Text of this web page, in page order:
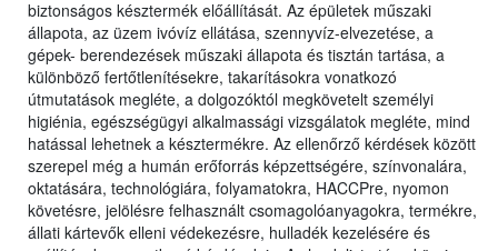
biztonságos késztermék előállítását. Az épületek műszaki
állapota, az üzem ivóvíz ellátása, szennyvíz-elvezetése, a
gépek- berendezések műszaki állapota és tisztán tartása, a
különböző fertőtlenítésekre, takarításokra vonatkozó
útmutatások megléte, a dolgozóktól megkövetelt személyi
higiénia, egészségügyi alkalmassági vizsgálatok megléte, mind
hatással lehetnek a késztermékre. Az ellenőrző kérdések között
szerepel még a humán erőforrás képzettségére, színvonalára,
oktatására, technológiára, folyamatokra, HACCPre, nyomon
követésre, jelölésre felhasznált csomagolóanyagokra, termékre,
állati kártevők elleni védekezésre, hulladék kezelésére és